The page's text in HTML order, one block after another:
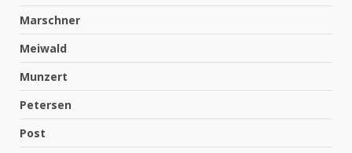
Marschner
Meiwald
Munzert
Petersen
Post